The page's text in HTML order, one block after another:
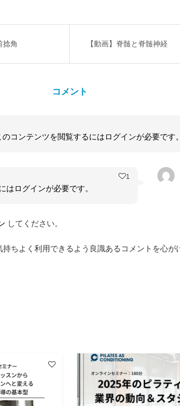
捻角 【動画】脊髄と脊髄神経
コメント
のコンテンツを閲覧するにはログインが必要です
1
はログインが必要です。
してください。
ちよく利用できるよう良識あるコメントを心が